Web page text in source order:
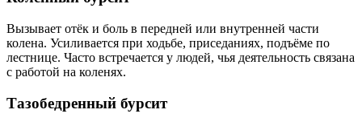
Вызывает отёк и боль в передней или внутренней части
колена. Усиливается при ходьбе, приседаниях, подъёме по
лестнице. Часто встречается у людей, чья деятельность связана
с работой на коленях.
Тазобедренный бурсит